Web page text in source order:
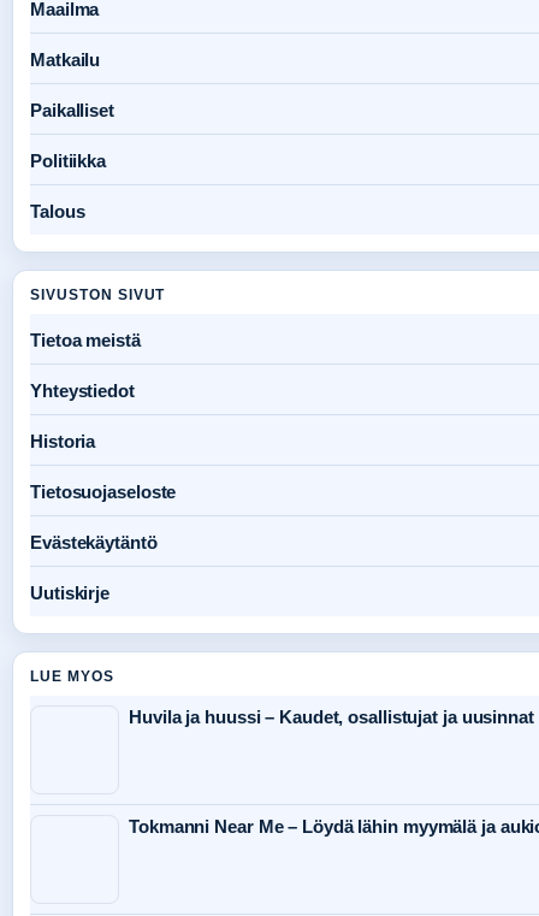
Maailma
Matkailu
Paikalliset
Politiikka
Talous
SIVUSTON SIVUT
Tietoa meistä
Yhteystiedot
Historia
Tietosuojaseloste
Evästekäytäntö
Uutiskirje
LUE MYOS
Huvila ja huussi – Kaudet, osallistujat ja uusinnat
Tokmanni Near Me – Löydä lähin myymälä ja